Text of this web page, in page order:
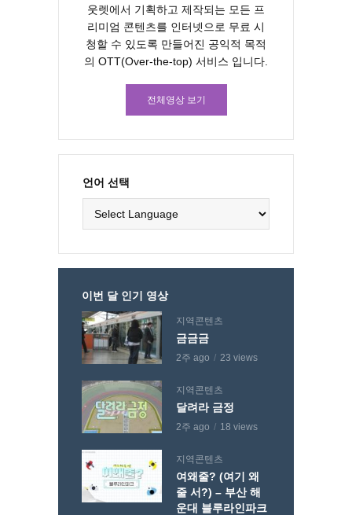
웃렛에서 기획하고 제작되는 모든 프
리미엄 콘텐츠를 인터넷으로 무료 시
청할 수 있도록 만들어진 공익적 목적
의 OTT(Over-the-top) 서비스 입니다.
전체영상 보기
언어 선택
이번 달 인기 영상
지역콘텐츠
금금금
2주 ago 23 views
지역콘텐츠
달려라 금정
2주 ago 18 views
지역콘텐츠
여왜줄? (여기 왜
줄 서?) – 부산 해
운대 블루라인파크